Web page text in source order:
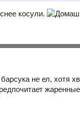
косули.
не ел, хотя